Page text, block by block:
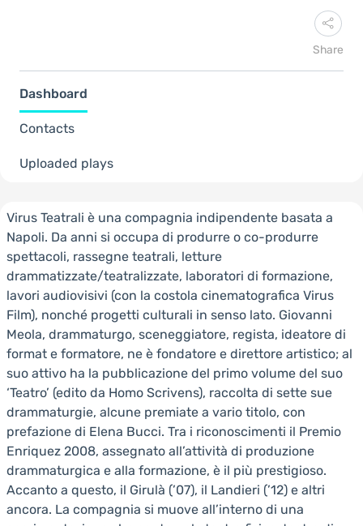
Share
Dashboard
Contacts
Uploaded plays
Virus Teatrali è una compagnia indipendente basata a
Napoli. Da anni si occupa di produrre o co-produrre
spettacoli, rassegne teatrali, letture
drammatizzate/teatralizzate, laboratori di formazione,
lavori audiovisivi (con la costola cinematografica Virus
Film), nonché progetti culturali in senso lato. Giovanni
Meola, drammaturgo, sceneggiatore, regista, ideatore di
format e formatore, ne è fondatore e direttore artistico; al
suo attivo ha la pubblicazione del primo volume del suo
‘Teatro’ (edito da Homo Scrivens), raccolta di sette sue
drammaturgie, alcune premiate a vario titolo, con
prefazione di Elena Bucci. Tra i riconoscimenti il Premio
Enriquez 2008, assegnato all’attività di produzione
drammaturgica e alla formazione, è il più prestigioso.
Accanto a questo, il Girulà (’07), il Landieri (’12) e altri
ancora. La compagnia si muove all’interno di una